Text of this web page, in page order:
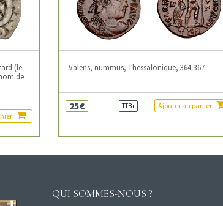
(le
de
Valens, nummus, Thessalonique, 364-367
25€ TTB+ Ajouter au panier
QUI SOMMES-NOUS ?